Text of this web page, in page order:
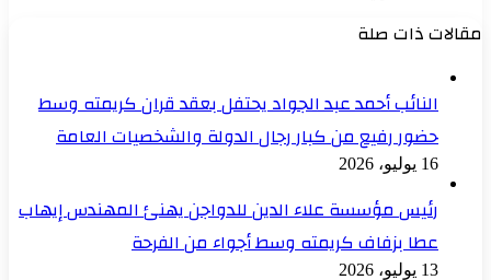
مقالات ذات صلة
النائب أحمد عبد الجواد يحتفل بعقد قران كريمته وسط
حضور رفيع من كبار رجال الدولة والشخصيات العامة
16 يوليو، 2026
رئيس مؤسسة علاء الدين للدواجن يهنئ المهندس إيهاب
عطا بزفاف كريمته وسط أجواء من الفرحة
13 يوليو، 2026